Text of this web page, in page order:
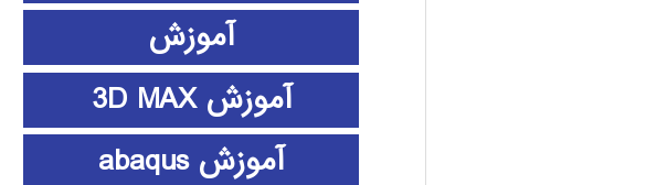
آموزش
آموزش 3D MAX
آموزش abaqus